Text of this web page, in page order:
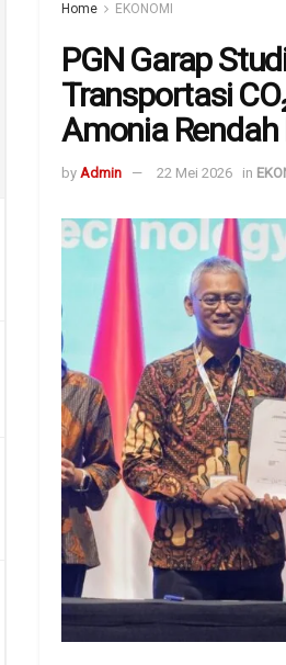
Home EKONOMI
PGN Garap
Transportasi
Amonia Rendah
by Admin 22 Mei 2026 in